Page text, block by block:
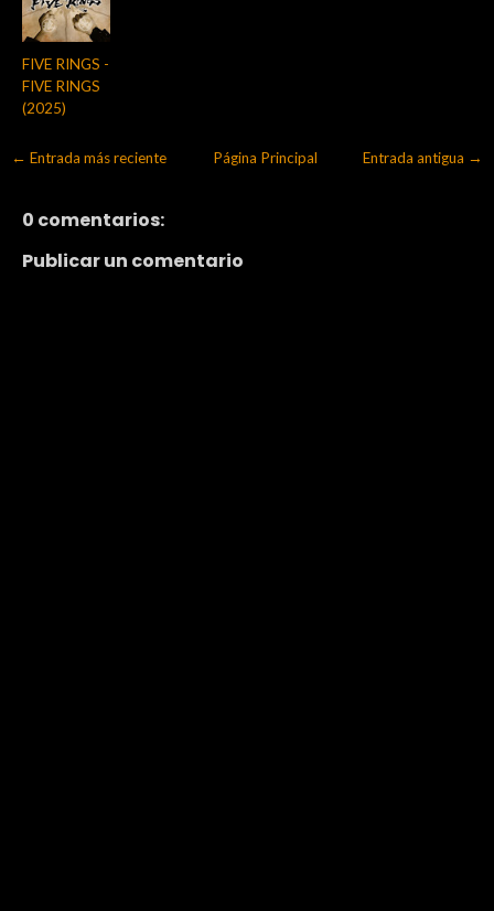
FIVE RINGS -
FIVE RINGS
(2025)
← Entrada más reciente Entrada antigua →
Página Principal
0 comentarios:
Publicar un comentario